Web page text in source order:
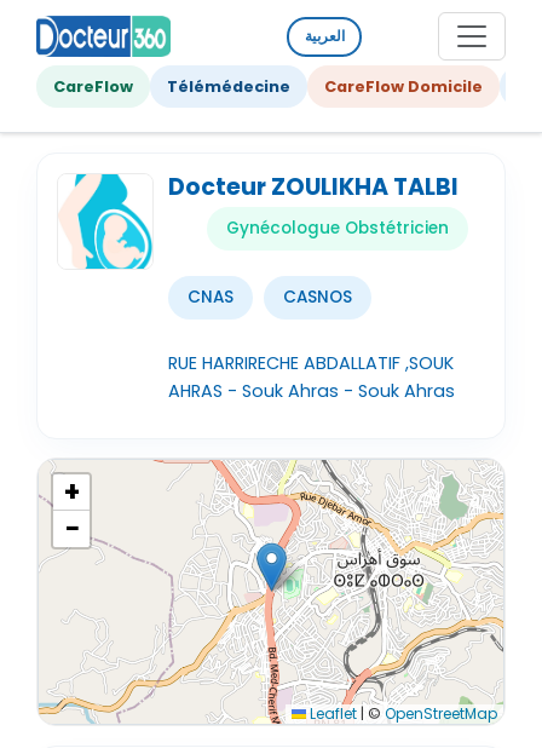
العربية
CareFlow Télémédecine CareFlow Domicile
Docteur ZOULIKHA TALBI
Gynécologue Obstétricien
CNAS CASNOS
RUE HARRIRECHE ABDALLATIF ,SOUK
AHRAS - Souk Ahras - Souk Ahras
+
−
Leaflet | © OpenStreetMap